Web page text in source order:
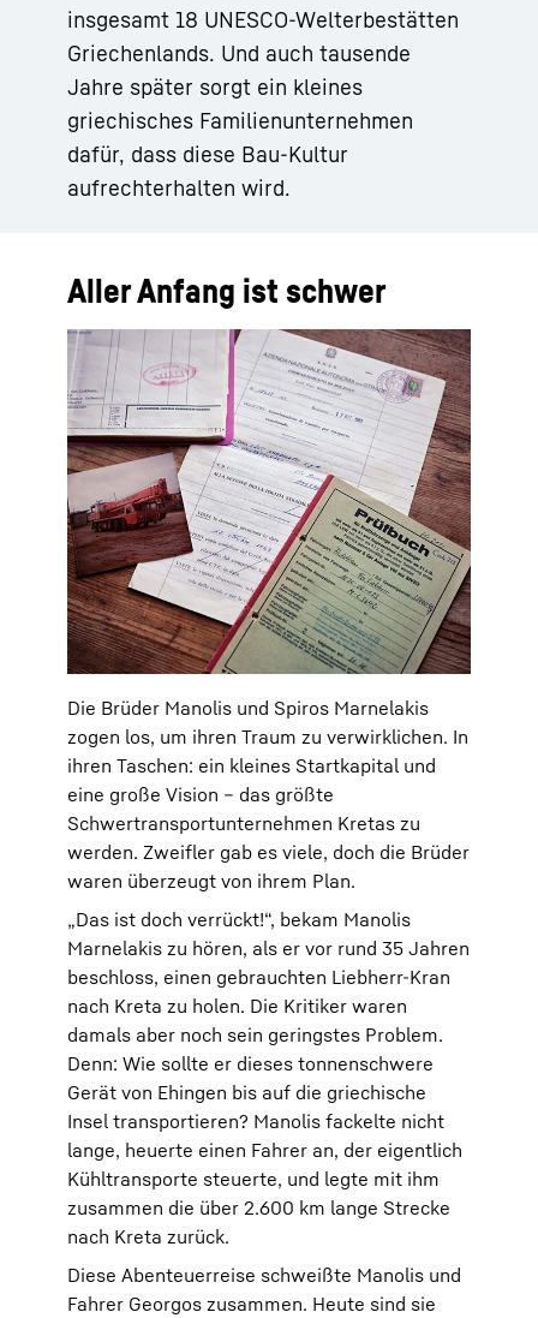
insgesamt 18 UNESCO-Welterbestätten
Griechenlands. Und auch tausende
Jahre später sorgt ein kleines
griechisches Familienunternehmen
dafür, dass diese Bau-Kultur
aufrechterhalten wird.
Aller Anfang ist schwer
Die Brüder Manolis und Spiros Marnelakis
zogen los, um ihren Traum zu verwirklichen. In
ihren Taschen: ein kleines Startkapital und
eine große Vision – das größte
Schwertransportunternehmen Kretas zu
werden. Zweifler gab es viele, doch die Brüder
waren überzeugt von ihrem Plan.
„Das ist doch verrückt!“, bekam Manolis
Marnelakis zu hören, als er vor rund 35 Jahren
beschloss, einen gebrauchten Liebherr-Kran
nach Kreta zu holen. Die Kritiker waren
damals aber noch sein geringstes Problem.
Denn: Wie sollte er dieses tonnenschwere
Gerät von Ehingen bis auf die griechische
Insel transportieren? Manolis fackelte nicht
lange, heuerte einen Fahrer an, der eigentlich
Kühltransporte steuerte, und legte mit ihm
zusammen die über 2.600 km lange Strecke
nach Kreta zurück.
Diese Abenteuerreise schweißte Manolis und
Fahrer Georgos zusammen. Heute sind sie